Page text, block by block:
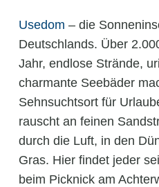
Usedom – die
Deutschlands. Über
Jahr, endlose Strände,
charmante Seebäder
Sehnsuchtsort für
rauscht an feinen
durch die Luft, in den
Gras. Hier findet jeder
beim Picknick am